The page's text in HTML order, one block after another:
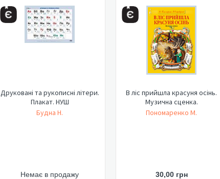
Друковані та рукописні літери.
Плакат. НУШ
Будна Н.
Немає в продажу
В ліс прийшла красуня осінь.
Музична сценка.
Пономаренко М.
30,00 грн